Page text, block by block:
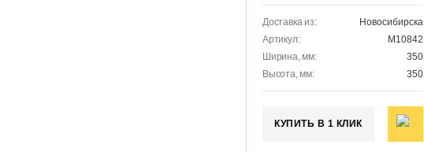
Доставка из:
Новосибирска
Артикул:
M10842
Ширина, мм:
350
Высота, мм:
350
КУПИТЬ В 1 КЛИК